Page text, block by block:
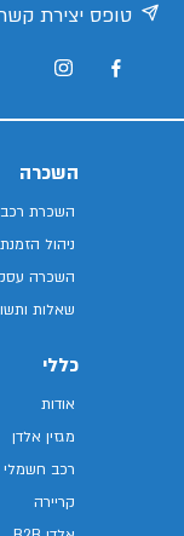
טופס יצירת
השכרה
השכרת
ניהול
השכרה
שאלות
כללי
אודות
מגזין אלדן
רכב חשמלי
קריירה